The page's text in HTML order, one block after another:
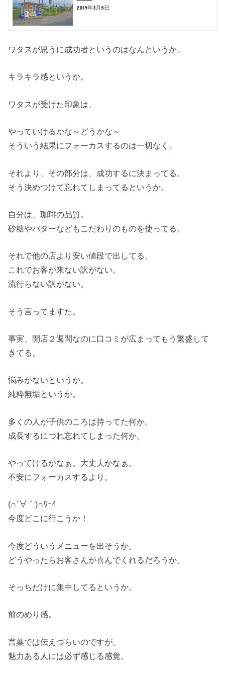
2019年3月5日
ワタスが思うに成功者というのはなんというか。
キラキラ感というか。
ワタスが受けた印象は、
やっていけるかな～どうかな～
そういう結果にフォーカスするのは一切なく。
それより、その部分は、成功するに決まってる。
そう決めつけて忘れてしまってるというか。
自分は、珈琲の品質。
砂糖やバターなどもこだわりのものを使ってる。
それで他の店より安い値段で出してる。
これでお客が来ない訳がない。
流行らない訳がない。
そう言ってますた。
事実、開店２週間なのに口コミが広まってもう繁盛して
きてる。
悩みがないというか。
純粋無垢というか。
多くの人が子供のころは持ってた何か。
成長するにつれ忘れてしまった何か。
やってけるかなぁ。大丈夫かなぁ。
不安にフォーカスするより。
(∩´∀｀)∩ﾜｰｲ
今度どこに行こうか！
今度どういうメニューを出そうか。
どうやったらお客さんが喜んでくれるだろうか。
そっちだけに集中してるというか。
前のめり感。
言葉では伝えづらいのですが、
魅力ある人には必ず感じる感覚。